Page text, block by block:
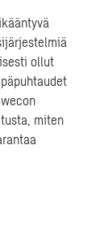
olivat
minimointi
oli
raportin
ollut
miten